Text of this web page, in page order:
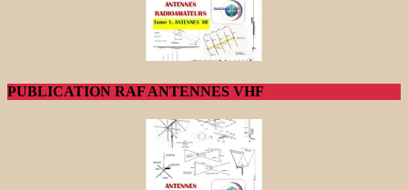
PUBLICATION RAF ANTENNES VHF